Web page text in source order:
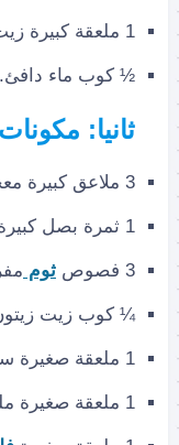
1 ملعقة كبيرة زيت ذرة/ زيتون.
½ كوب ماء دافئ.
ثانيا:
3 ملاعق كبيرة معجون طماطم أو كاتشب.
1 ثمرة بصل كبيرة الحجم مفروم ناعمًا.
3 فصوص ثوم
¼ كوب زيت
1 ملعقة صغيرة سكر.
1 ملعقة صغيرة ملح.